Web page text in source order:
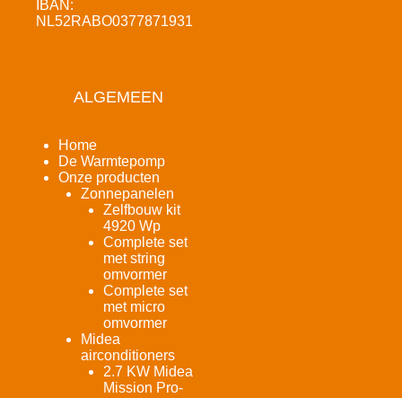
IBAN:
NL52RABO0377871931
ALGEMEEN
Home
De Warmtepomp
Onze producten
Zonnepanelen
Zelfbouw kit
4920 Wp
Complete set
met string
omvormer
Complete set
met micro
omvormer
Midea
airconditioners
2.7 KW Midea
Mission Pro-